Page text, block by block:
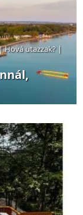
Hová utazzak? |